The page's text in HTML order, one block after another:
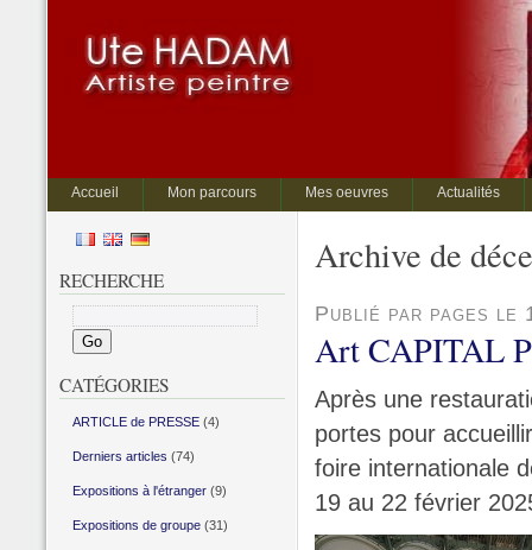
Accueil Mon parcours Mes oeuvres Actualités
Archive de
Publié par pages le
Art CAPITAL
Après une
portes pour
foire internationale
19 au 22 février
RECHERCHE
CATÉGORIES
ARTICLE de PRESSE(4)
Derniers articles (74)
Expositions à l'étranger(9)
Expositions de groupe(31)